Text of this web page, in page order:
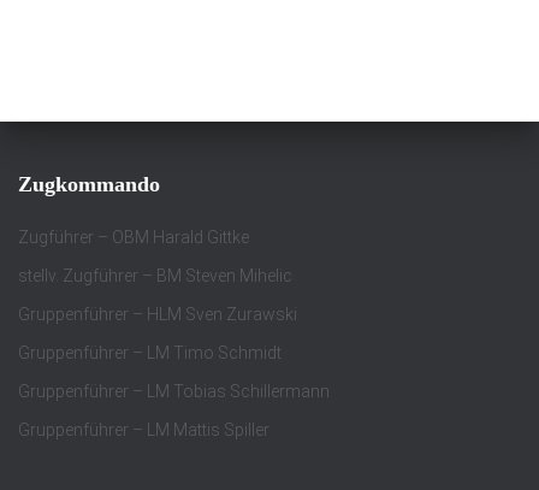
Zugkommando
Zugführer – OBM Harald Gittke
stellv. Zugführer – BM Steven Mihelic
Gruppenführer – HLM Sven Zurawski
Gruppenführer – LM Timo Schmidt
Gruppenführer – LM Tobias Schillermann
Gruppenführer – LM Mattis Spiller